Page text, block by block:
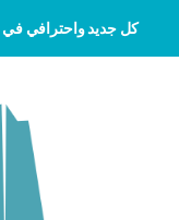
كل جديد واحترافي في
Skip to navigation
Skip to content